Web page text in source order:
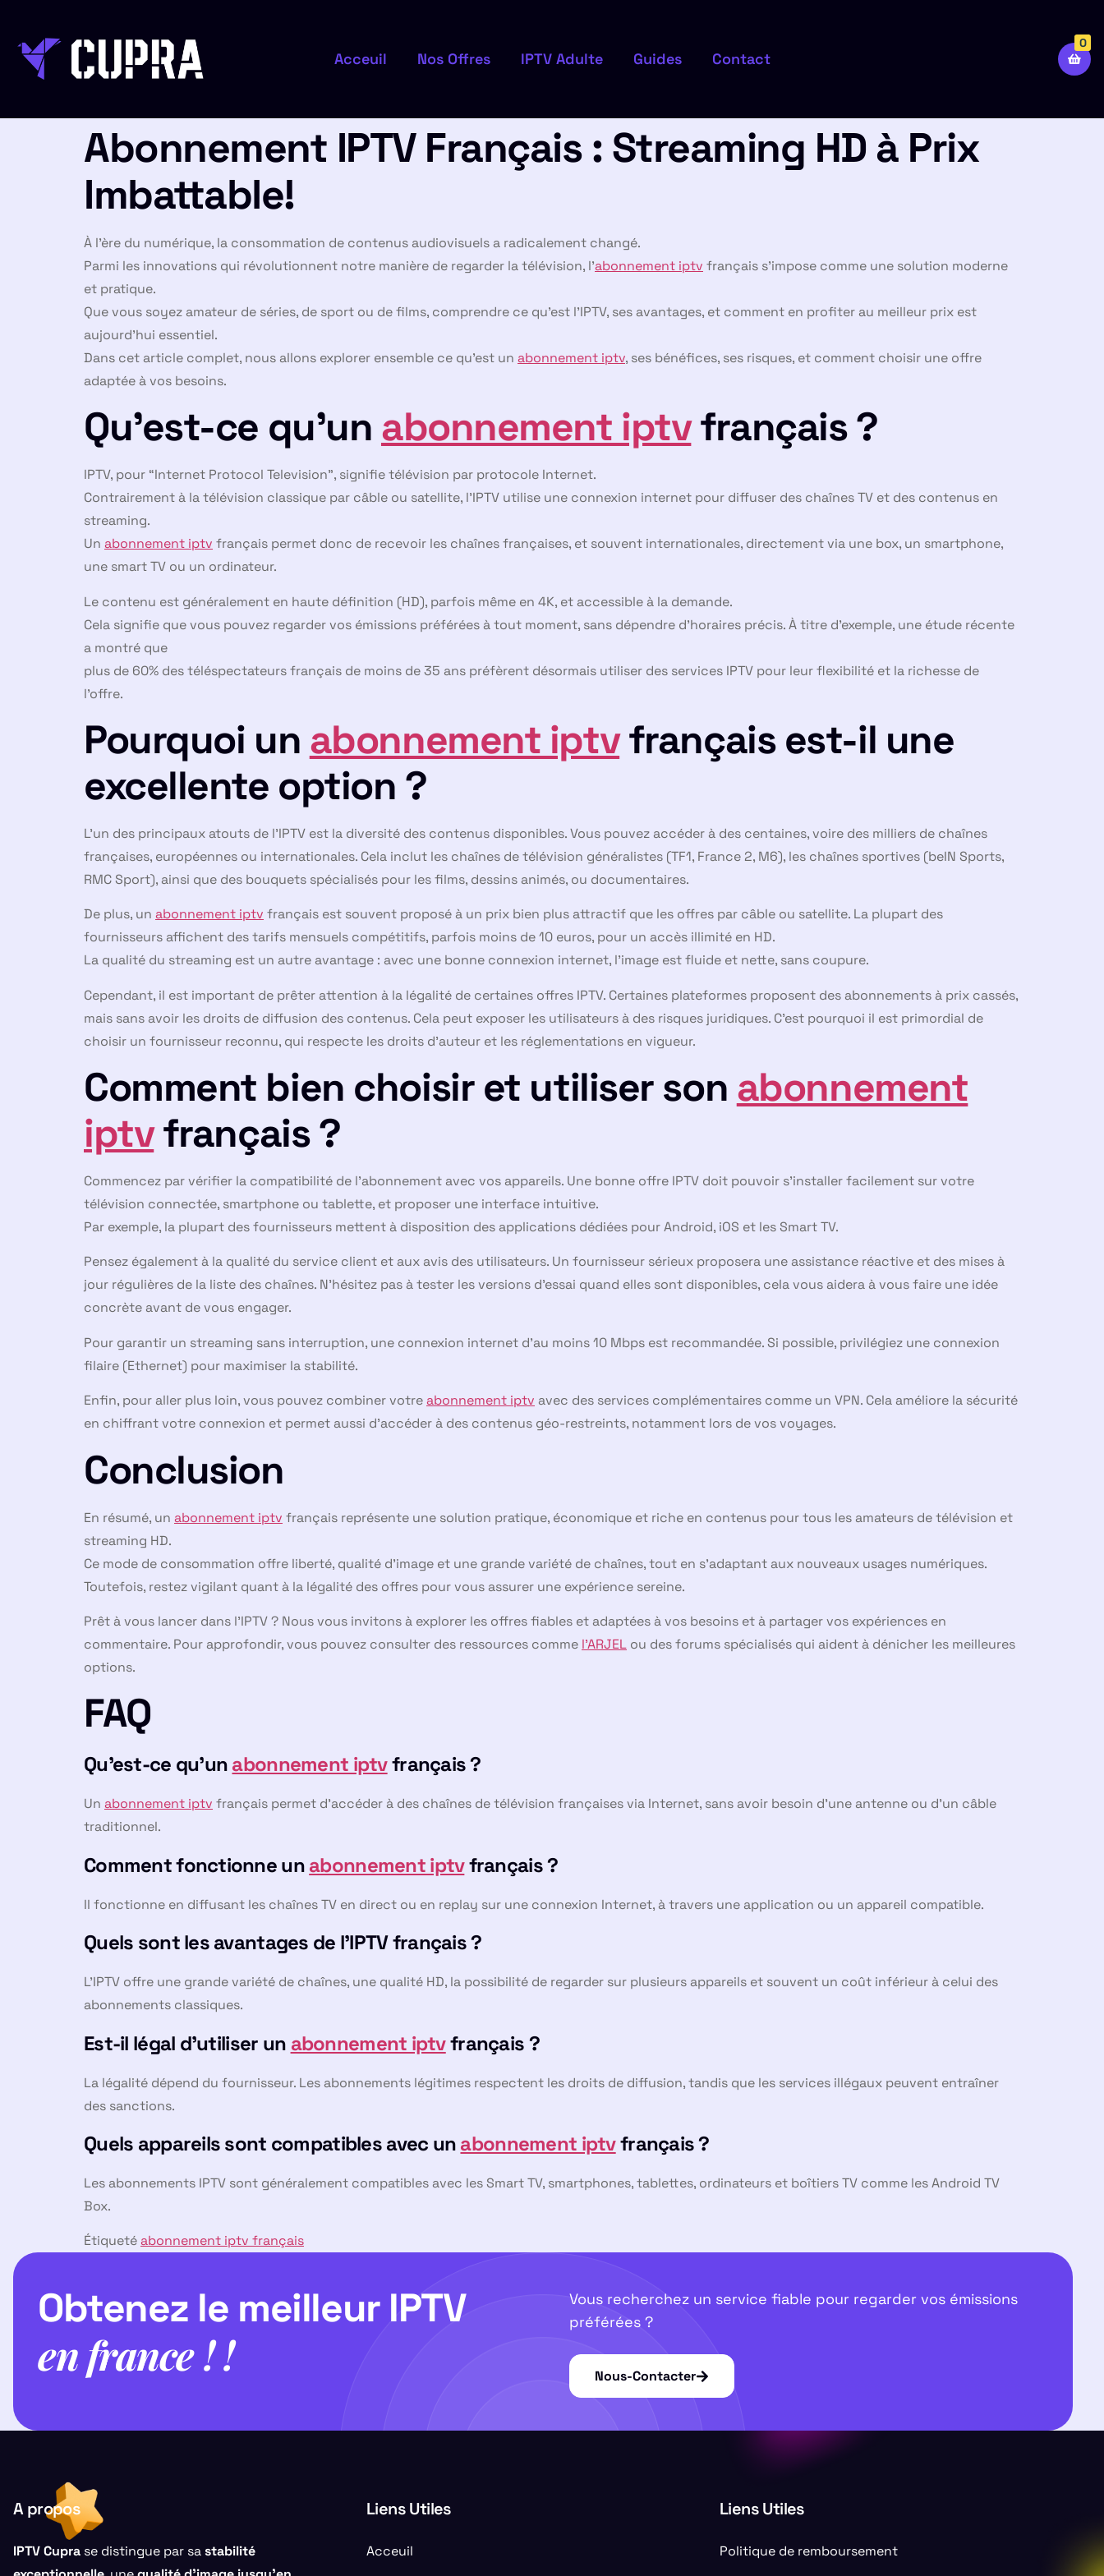
Acceuil Nos Offres IPTV Adulte Guides Contact
0
Abonnement IPTV Français : Streaming HD à Prix
Imbattable!
À l’ère du numérique, la consommation de contenus audiovisuels a radicalement changé.
Parmi les innovations qui révolutionnent notre manière de regarder la télévision, l’abonnement iptv français s’impose comme une solution moderne
et pratique.
Que vous soyez amateur de séries, de sport ou de films, comprendre ce qu’est l’IPTV, ses avantages, et comment en profiter au meilleur prix est
aujourd’hui essentiel.
Dans cet article complet, nous allons explorer ensemble ce qu’est un abonnement iptv, ses bénéfices, ses risques, et comment choisir une offre
adaptée à vos besoins.
Qu’est-ce qu’un abonnement iptvfrançais ?
IPTV, pour “Internet Protocol Television”, signifie télévision par protocole Internet.
Contrairement à la télévision classique par câble ou satellite, l’IPTV utilise une connexion internet pour diffuser des chaînes TV et des contenus en
streaming.
Un abonnement iptv français permet donc de recevoir les chaînes françaises, et souvent internationales, directement via une box, un smartphone,
une smart TV ou un ordinateur.
Le contenu est généralement en haute définition (HD), parfois même en 4K, et accessible à la demande.
Cela signifie que vous pouvez regarder vos émissions préférées à tout moment, sans dépendre d’horaires précis. À titre d’exemple, une étude récente
a montré que
plus de 60% des téléspectateurs français de moins de 35 ans préfèrent désormais utiliser des services IPTV pour leur flexibilité et la richesse de
l’offre.
Pourquoi un abonnement iptvfrançais est-il une
excellente option ?
L’un des principaux atouts de l’IPTV est la diversité des contenus disponibles. Vous pouvez accéder à des centaines, voire des milliers de chaînes
françaises, européennes ou internationales. Cela inclut les chaînes de télévision généralistes (TF1, France 2, M6), les chaînes sportives (beIN Sports,
RMC Sport), ainsi que des bouquets spécialisés pour les films, dessins animés, ou documentaires.
De plus, un abonnement iptv français est souvent proposé à un prix bien plus attractif que les offres par câble ou satellite. La plupart des
fournisseurs affichent des tarifs mensuels compétitifs, parfois moins de 10 euros, pour un accès illimité en HD.
La qualité du streaming est un autre avantage : avec une bonne connexion internet, l’image est fluide et nette, sans coupure.
Cependant, il est important de prêter attention à la légalité de certaines offres IPTV. Certaines plateformes proposent des abonnements à prix cassés,
mais sans avoir les droits de diffusion des contenus. Cela peut exposer les utilisateurs à des risques juridiques. C’est pourquoi il est primordial de
choisir un fournisseur reconnu, qui respecte les droits d’auteur et les réglementations en vigueur.
Comment bien choisir et utiliser son abonnement
iptvfrançais ?
Commencez par vérifier la compatibilité de l’abonnement avec vos appareils. Une bonne offre IPTV doit pouvoir s’installer facilement sur votre
télévision connectée, smartphone ou tablette, et proposer une interface intuitive.
Par exemple, la plupart des fournisseurs mettent à disposition des applications dédiées pour Android, iOS et les Smart TV.
Pensez également à la qualité du service client et aux avis des utilisateurs. Un fournisseur sérieux proposera une assistance réactive et des mises à
jour régulières de la liste des chaînes. N’hésitez pas à tester les versions d’essai quand elles sont disponibles, cela vous aidera à vous faire une idée
concrète avant de vous engager.
Pour garantir un streaming sans interruption, une connexion internet d’au moins 10 Mbps est recommandée. Si possible, privilégiez une connexion
filaire (Ethernet) pour maximiser la stabilité.
Enfin, pour aller plus loin, vous pouvez combiner votreabonnement iptv avec des services complémentaires comme un VPN. Cela améliore la sécurité
en chiffrant votre connexion et permet aussi d’accéder à des contenus géo-restreints, notamment lors de vos voyages.
Conclusion
En résumé, un abonnement iptv français représente une solution pratique, économique et riche en contenus pour tous les amateurs de télévision et
streaming HD.
Ce mode de consommation offre liberté, qualité d’image et une grande variété de chaînes, tout en s’adaptant aux nouveaux usages numériques.
Toutefois, restez vigilant quant à la légalité des offres pour vous assurer une expérience sereine.
Prêt à vous lancer dans l’IPTV ? Nous vous invitons à explorer les offres fiables et adaptées à vos besoins et à partager vos expériences en
commentaire. Pour approfondir, vous pouvez consulter des ressources comme l’ARJEL ou des forums spécialisés qui aident à dénicher les meilleures
options.
FAQ
Qu’est-ce qu’unabonnement iptvfrançais ?
Un abonnement iptv français permet d’accéder à des chaînes de télévision françaises via Internet, sans avoir besoin d’une antenne ou d’un câble
traditionnel.
Comment fonctionne unabonnement iptvfrançais ?
Il fonctionne en diffusant les chaînes TV en direct ou en replay sur une connexion Internet, à travers une application ou un appareil compatible.
Quels sont les avantages de l’IPTV français ?
L’IPTV offre une grande variété de chaînes, une qualité HD, la possibilité de regarder sur plusieurs appareils et souvent un coût inférieur à celui des
abonnements classiques.
Est-il légal d’utiliser un abonnement iptvfrançais ?
La légalité dépend du fournisseur. Les abonnements légitimes respectent les droits de diffusion, tandis que les services illégaux peuvent entraîner
des sanctions.
Quels appareils sont compatibles avec unabonnement iptvfrançais ?
Les abonnements IPTV sont généralement compatibles avec les Smart TV, smartphones, tablettes, ordinateurs et boîtiers TV comme les Android TV
Box.
Étiquetéabonnement iptv français
Obtenez le meilleur IPTV
en france ! !
Vous recherchez un service fiable pour regarder vos émissions
préférées ?
Nous-Contacter
A propos
IPTV Cupra se distingue par sastabilité
Liens Utiles
Acceuil
Liens Utiles
Politique de remboursement